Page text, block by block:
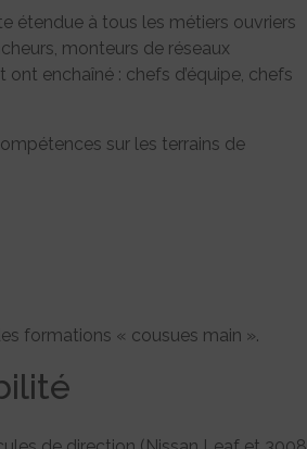
étendue à tous les métiers ouvriers
monteurs de réseaux
enchaîné : chefs d’équipe, chefs
sur les terrains de
formations « cousues main ».